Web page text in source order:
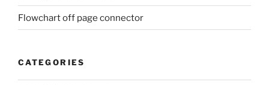
Flowchart off page connector
CATEGORIES